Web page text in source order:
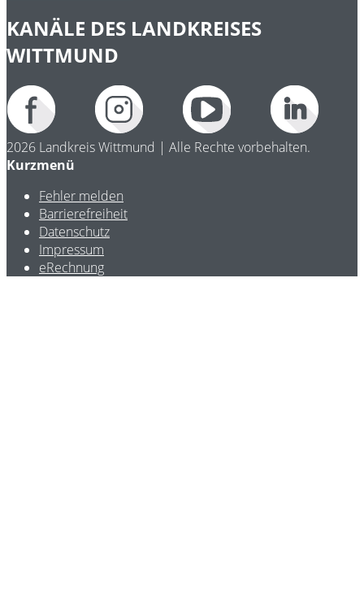
KANÄLE DES LANDKREISES
WITTMUND
2026 Landkreis Wittmund | Alle Rechte vorbehalten.
Kurzmenü
Fehler melden
Barrierefreiheit
Datenschutz
Impressum
eRechnung